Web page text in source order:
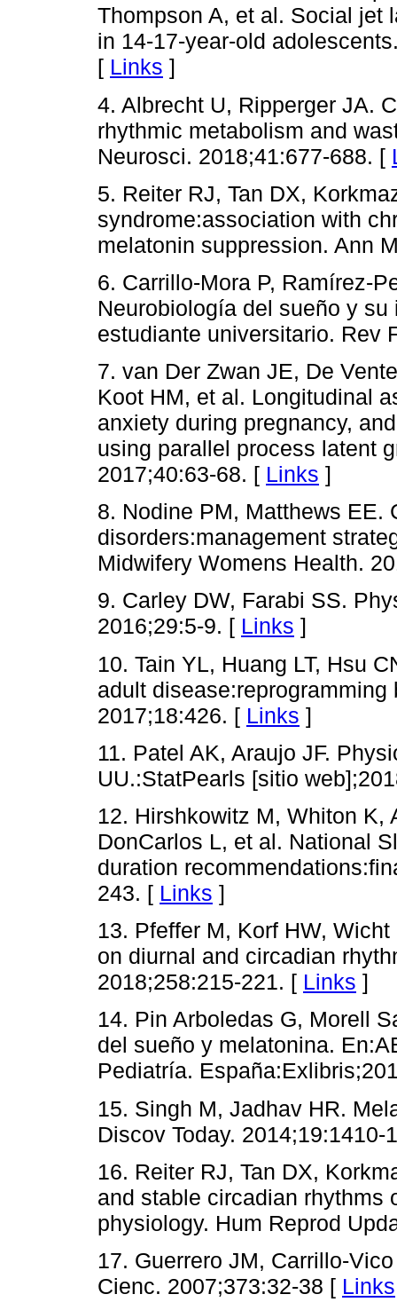
Thompson A, et al. Social jet
in 14-17-year-old
[ Links ]
4. Albrecht U, Ripperger JA.
rhythmic metabolism and
Neurosci. 2018;41:677-688. [
5. Reiter RJ, Tan DX,
syndrome:association with
melatonin suppression. Ann
6. Carrillo-Mora P, Ramírez-
Neurobiología del sueño y
estudiante universitario. Rev
7. van Der Zwan JE, De
Koot HM, et al. Longitudinal
anxiety during pregnancy,
using parallel process latent
2017;40:63-68. [ Links ]
8. Nodine PM, Matthews EE.
disorders:management
Midwifery Womens Health.
9. Carley DW, Farabi SS.
2016;29:5-9. [ Links ]
10. Tain YL, Huang LT, Hsu
adult
2017;18:426. [ Links ]
11. Patel AK, Araujo JF.
UU.:StatPearls [sitio
12. Hirshkowitz M, Whiton K,
DonCarlos L, et al. National
duration
243. [ Links ]
13. Pfeffer M, Korf HW,
on diurnal and circadian
2018;258:215-221. [ Links ]
14. Pin Arboledas G, Morell
del sueño y melatonina.
Pediatría.
15. Singh M, Jadhav HR.
Discov Today.
16. Reiter RJ, Tan DX,
and stable circadian rhythms
physiology. Hum Reprod
17. Guerrero JM, Carrillo-
Cienc. 2007;373:32-38 [ Links